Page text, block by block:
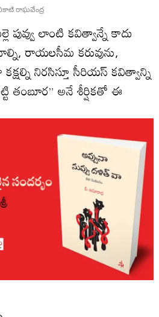
రాఘవేంద్ర
పువ్వు లాంటి కవిత్వాన్నే కాదు
రాయలసీమ కరువును,
నిరసిస్తూ సీరియస్ కవిత్వాన్ని
తంబూర” అనే శీర్షికతో ఈ